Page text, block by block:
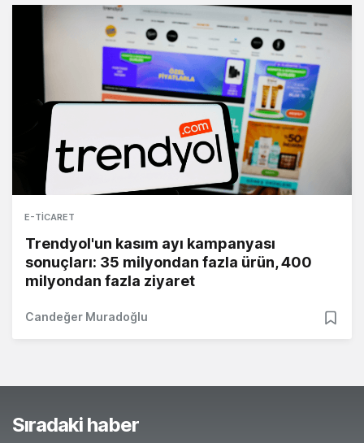
E-TICARET
Trendyol'un kasım ayı kampanyası
sonuçları: 35 milyondan fazla ürün, 400
milyondan fazla ziyaret
Candeğer Muradoğlu
Sıradaki haber